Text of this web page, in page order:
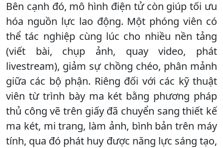
Bên cạnh đó, mô hình điện tử còn giúp tối ưu
hóa nguồn lực lao động. Một phóng viên có
thể tác nghiệp cùng lúc cho nhiều nền tảng
(viết bài, chụp ảnh, quay video, phát
livestream), giảm sự chồng chéo, phân mảnh
giữa các bộ phận. Riêng đối với các kỹ thuật
viên từ trình bày ma két bằng phương pháp
thủ công vẽ trên giấy đã chuyển sang thiết kế
ma két, mi trang, làm ảnh, bình bản trên máy
tính, qua đó phát huy được năng lực sáng tạo,